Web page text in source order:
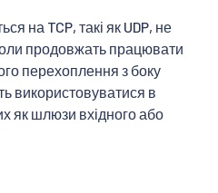
на TCP, такі як UDP, не
продовжать працювати
перехоплення з боку
використовуватися в
як шлюзи вхідного або